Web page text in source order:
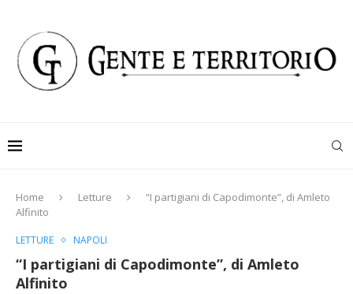
Home Letture
“I partigiani di Capodimonte”, di Amleto
Alfinito
LETTURE NAPOLI
“I partigiani di Capodimonte”, di Amleto
Alfinito